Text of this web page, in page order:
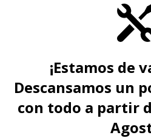
¡Estamos de
Descansamos un
con todo a partir